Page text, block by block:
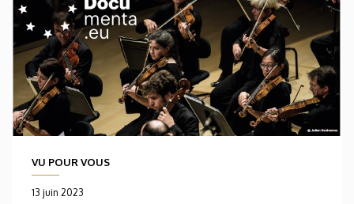
VU POUR VOUS
13 juin 2023